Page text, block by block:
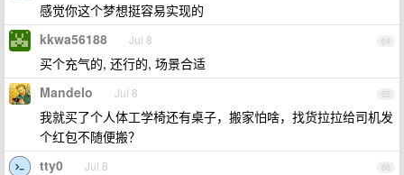
感觉你这个梦想挺容易实现的
64
kkwa56188 Jul 8
买个充气的, 还行的, 场景合适
65
Mandelo Jul 8
我就买了个人体工学椅还有桌子，搬家怕啥，找货拉拉给司机发
个红包不随便搬？
66
tty0 Jul 8